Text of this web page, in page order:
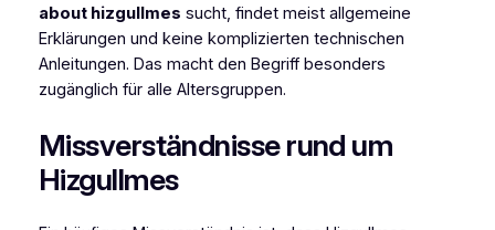
about hizgullmes sucht, findet meist allgemeine
Erklärungen und keine komplizierten technischen
Anleitungen. Das macht den Begriff besonders
zugänglich für alle Altersgruppen.
Missverständnisse rund um
Hizgullmes